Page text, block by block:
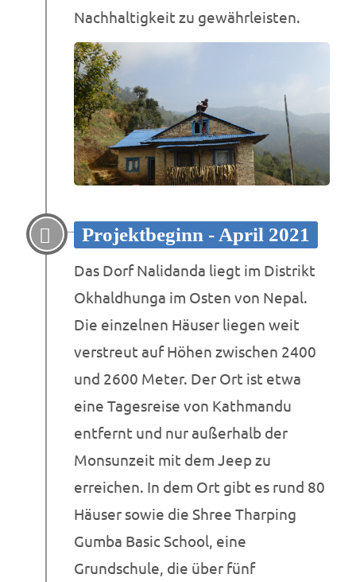
Nachhaltigkeit zu gewährleisten.
Projektbeginn - April 2021
Das Dorf Nalidanda liegt im Distrikt
Okhaldhunga im Osten von Nepal.
Die einzelnen Häuser liegen weit
verstreut auf Höhen zwischen 2400
und 2600 Meter. Der Ort ist etwa
eine Tagesreise von Kathmandu
entfernt und nur außerhalb der
Monsunzeit mit dem Jeep zu
erreichen. In dem Ort gibt es rund 80
Häuser sowie die Shree Tharping
Gumba Basic School, eine
Grundschule, die über fünf